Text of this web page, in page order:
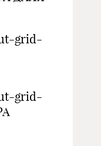
grid-
grid-